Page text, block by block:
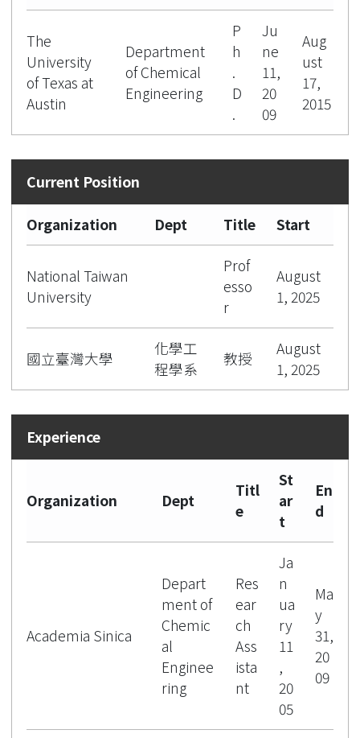
The
University
of Texas at
Austin
Department
of Chemical
Engineering
P
h
.
D
.
Ju
ne
11,
20
09
Aug
ust
17,
2015
Organization Dept Title Start
National Taiwan
University
Prof
esso
r
August
1, 2025
國立臺灣大學
化學工
程學系
教授
August
1, 2025
Organization Dept
Titl
e
St
ar
t
En
d
Academia Sinica
Depart
ment of
Chemic
al
Enginee
ring
Res
ear
ch
Ass
ista
nt
Ja
n
ua
ry
11
,
20
05
Ma
y
31,
20
09